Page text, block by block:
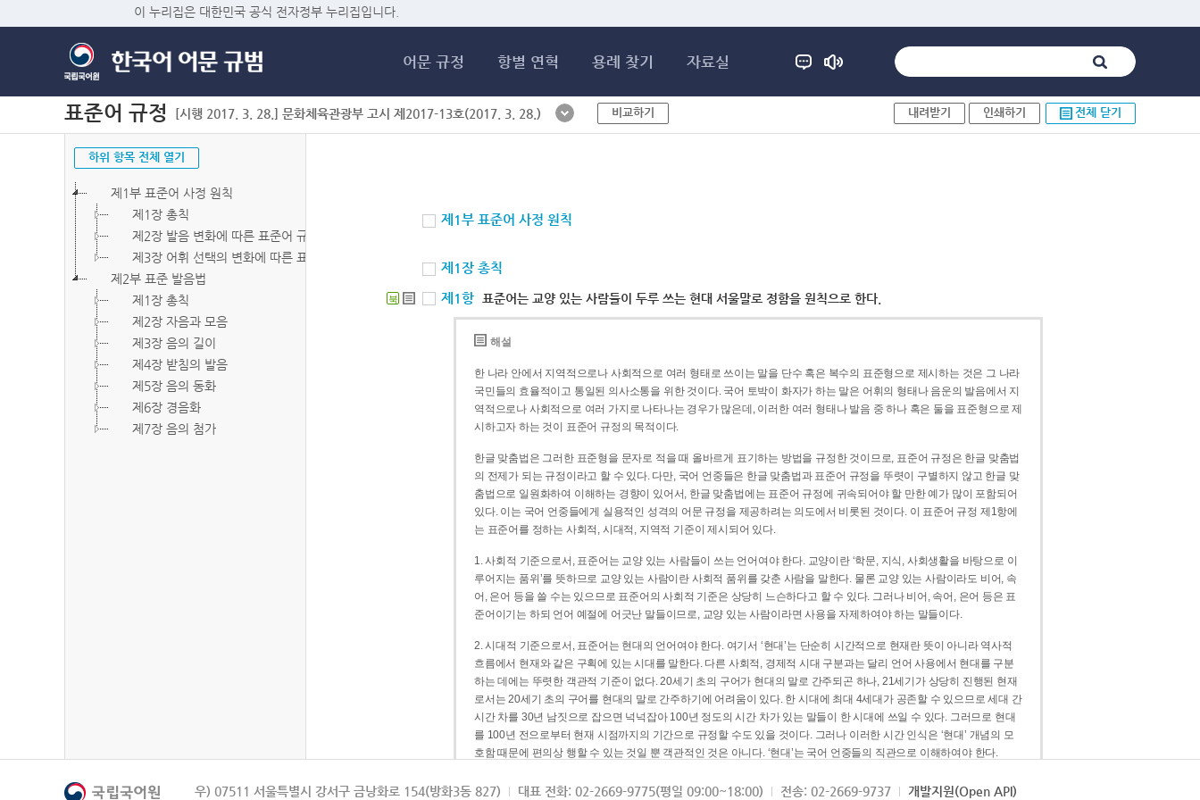
이 누리집은 대한민국 공식 전자정부 누리집입니다.
어문 규정 항별 연혁 용례 찾기 자료실
표준어 규정 [시행 2017. 3. 28.] 문화체육관광부 고시 제2017-13호(2017. 3. 28.) 비교하기 내려받기 인쇄하기 전체 닫기
하위 항목 전체 열기
제1부 표준어 사정 원칙
제1장 총칙
제2장 발음 변화에 따른 표준어 규정
제3장 어휘 선택의 변화에 따른 표준어 규정
제2부 표준 발음법
제1장 총칙
제2장 자음과 모음
제3장 음의 길이
제4장 받침의 발음
제5장 음의 동화
제6장 경음화
제7장 음의 첨가
제1부 표준어 사정 원칙
제1장 총칙
북 제1항 표준어는 교양 있는 사람들이 두루 쓰는 현대 서울말로 정함을 원칙으로 한다.
해설
한 나라 안에서 지역적으로나 사회적으로 여러 형태로 쓰이는 말을 단수 혹은 복수의 표준형으로 제시하는 것은 그 나라
국민들의 효율적이고 통일된 의사소통을 위한 것이다. 국어 토박이 화자가 하는 말은 어휘의 형태나 음운의 발음에서 지
역적으로나 사회적으로 여러 가지로 나타나는 경우가 많은데, 이러한 여러 형태나 발음 중 하나 혹은 둘을 표준형으로 제
시하고자 하는 것이 표준어 규정의 목적이다.
한글 맞춤법은 그러한 표준형을 문자로 적을 때 올바르게 표기하는 방법을 규정한 것이므로, 표준어 규정은 한글 맞춤법
의 전제가 되는 규정이라고 할 수 있다. 다만, 국어 언중들은 한글 맞춤법과 표준어 규정을 뚜렷이 구별하지 않고 한글 맞
춤법으로 일원화하여 이해하는 경향이 있어서, 한글 맞춤법에는 표준어 규정에 귀속되어야 할 만한 예가 많이 포함되어
있다. 이는 국어 언중들에게 실용적인 성격의 어문 규정을 제공하려는 의도에서 비롯된 것이다. 이 표준어 규정 제1항에
는 표준어를 정하는 사회적, 시대적, 지역적 기준이 제시되어 있다.
1. 사회적 기준으로서, 표준어는 교양 있는 사람들이 쓰는 언어여야 한다. 교양이란 ‘학문, 지식, 사회생활을 바탕으로 이
루어지는 품위’를 뜻하므로 교양 있는 사람이란 사회적 품위를 갖춘 사람을 말한다. 물론 교양 있는 사람이라도 비어, 속
어, 은어 등을 쓸 수는 있으므로 표준어의 사회적 기준은 상당히 느슨하다고 할 수 있다. 그러나 비어, 속어, 은어 등은 표
준어이기는 하되 언어 예절에 어긋난 말들이므로, 교양 있는 사람이라면 사용을 자제하여야 하는 말들이다.
2. 시대적 기준으로서, 표준어는 현대의 언어여야 한다. 여기서 ‘현대’는 단순히 시간적으로 현재란 뜻이 아니라 역사적
흐름에서 현재와 같은 구획에 있는 시대를 말한다. 다른 사회적, 경제적 시대 구분과는 달리 언어 사용에서 현대를 구분
하는 데에는 뚜렷한 객관적 기준이 없다. 20세기 초의 구어가 현대의 말로 간주되곤 하나, 21세기가 상당히 진행된 현재
로서는 20세기 초의 구어를 현대의 말로 간주하기에 어려움이 있다. 한 시대에 최대 4세대가 공존할 수 있으므로 세대 간
시간 차를 30년 남짓으로 잡으면 넉넉잡아 100년 정도의 시간 차가 있는 말들이 한 시대에 쓰일 수 있다. 그러므로 현대
를 100년 전으로부터 현재 시점까지의 기간으로 규정할 수도 있을 것이다. 그러나 이러한 시간 인식은 ‘현대’ 개념의 모
호함 때문에 편의상 행할 수 있는 것일 뿐 객관적인 것은 아니다. ‘현대’는 국어 언중들의 직관으로 이해하여야 한다.
3. 지역적 기준으로서, 표준어는 서울말이어야 한다. 이는 표준어의 공용어적 성격을 가장 크게 드러내 주는 기준이다.
우) 07511 서울특별시 강서구 금낭화로 154(방화3동 827) 대표 전화: 02-2669-9775(평일 09:00~18:00) 전송: 02-2669-9737 개발지원(Open API)